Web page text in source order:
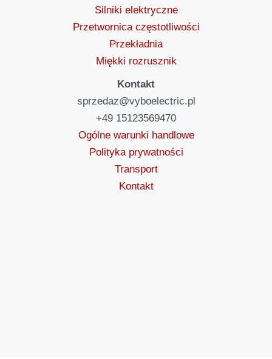
Silniki elektryczne
Przetwornica częstotliwości
Przekładnia
Miękki rozrusznik
Kontakt
sprzedaz@vyboelectric.pl
+49 15123569470
Ogólne warunki handlowe
Polityka prywatności
Transport
Kontakt